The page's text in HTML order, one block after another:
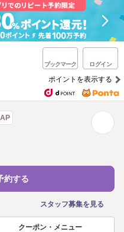
ブックマーク ログイン
ポイントを表示する
約する
スタッフ募集を見る
クーポン・メニュー